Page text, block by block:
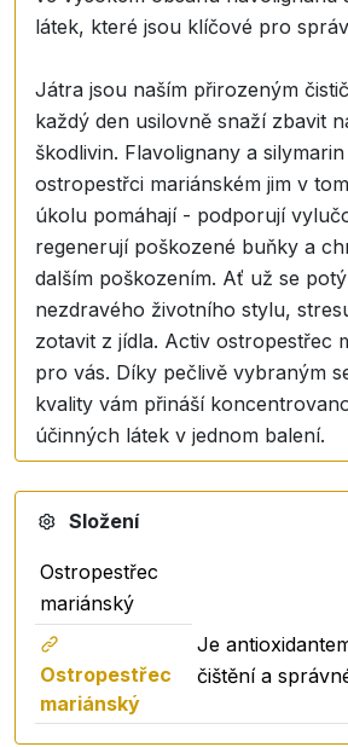
látek, které jsou klíčové pro
Játra jsou naším přirozeným
každý den usilovně snaží zbavit
škodlivin. Flavolignany a
ostropestřci mariánském jim v
úkolu pomáhají - podporují
regenerují poškozené buňky a
dalším poškozením. Ať už se
nezdravého životního stylu,
zotavit z jídla. Activ ostropestřec
pro vás. Díky pečlivě vybraným
kvality vám přináší
účinných látek v jednom balení.
Složení
Ostropestřec
mariánský
Ostropestřec
mariánský
Je
čištění a